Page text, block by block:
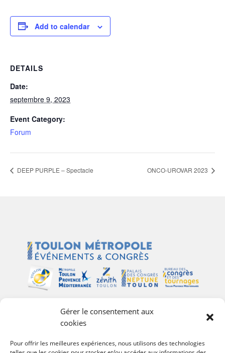
Gérer le consentement aux
cookies
Pour offrir les meilleures expériences, nous utilisons des technologies
Add to calendar
DETAILS
Date:
septembre 9, 2023
Event Category:
Forum
DEEP PURPLE – Spectacle ONCO-UROVAR 2023
Plan du site
Palais des Congrès Neptune